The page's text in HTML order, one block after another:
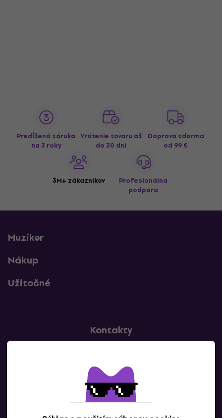
Predĺžená záruka
na 3 roky
Vrátenie tovaru až
do 30 dní
Doprava zdarma
od 99 €
3M+ zákazníkov
Profesionálna
podpora
Muziker
Nákup
Užitočné
Kontakty